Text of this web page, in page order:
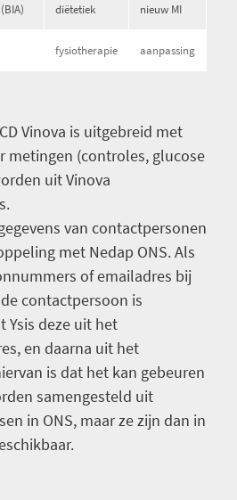
diëtetiek nieuw MI
fysiotherapie aanpassing
Vinova is uitgebreid met
metingen (controles, glucose
uit Vinova
van contactpersonen
met Nedap ONS. Als
of emailadres bij
contactpersoon is
Ysis deze uit het
en daarna uit het
is dat het kan gebeuren
samengesteld uit
in ONS, maar ze zijn dan in